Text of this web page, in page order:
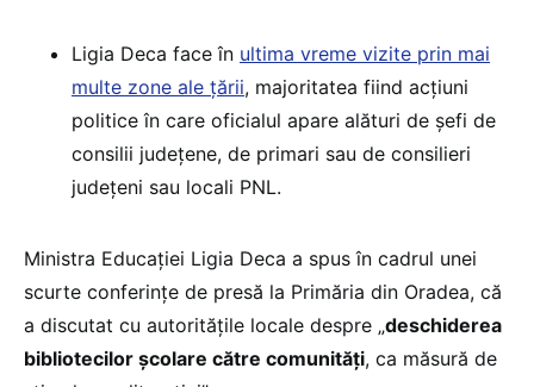
Ligia Deca face în ultima vreme vizite prin mai
multe zone ale țării, majoritatea fiind acțiuni
politice în care oficialul apare alături de șefi de
consilii județene, de primari sau de consilieri
județeni sau locali PNL.
Ministra Educației Ligia Deca a spus în cadrul unei
scurte conferințe de presă la Primăria din Oradea, că
a discutat cu autoritățile locale despre „deschiderea
bibliotecilor școlare către comunități, ca măsură de